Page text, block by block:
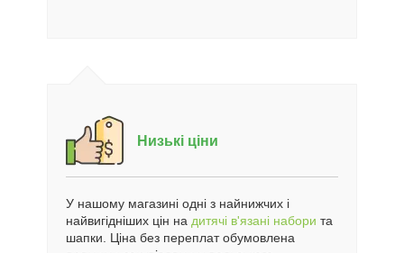
Низькі ціни
У нашому магазині одні з найнижчих і
найвигідніших цін надитячі в'язані набори та
шапки. Ціна без переплат обумовлена